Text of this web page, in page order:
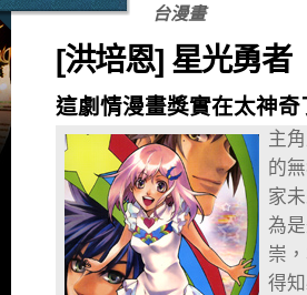
台漫畫
[洪培恩] 星光勇者
這劇情漫畫獎實在太神奇
主
的
家
為
崇
得